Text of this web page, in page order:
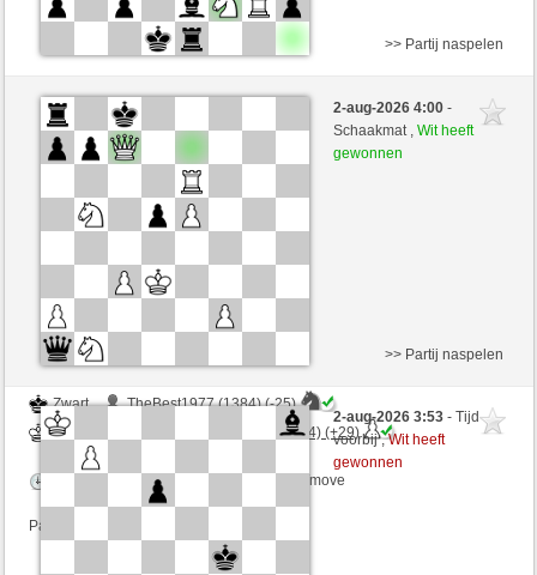
Wit
TheBest1977 (1359) (+9)
Zwart
ChesterTheMoulTester (1193) (-9)
Speelduur: 4 minutes/side + 0 seconds/move
Partij telt mee voor de ranglijst
>> Partij naspelen
2-aug-2026 4:00-
Schaakmat ,Wit heeft
gewonnen
Zwart
TheBest1977 (1384) (-25)
Wit
ChesterTheMoulTester (1164) (+29)
Speelduur: 4 minutes/side + 0 seconds/move
Partij telt mee voor de ranglijst
>> Partij naspelen
2-aug-2026 3:53- Tijd
voorbij ,Wit heeft
gewonnen